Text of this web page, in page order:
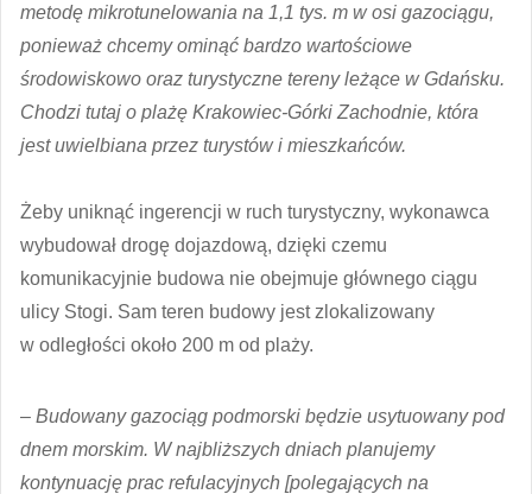
metodę mikrotunelowania na 1,1 tys. m w osi gazociągu,
ponieważ chcemy ominąć bardzo wartościowe
środowiskowo oraz turystyczne tereny leżące w Gdańsku.
Chodzi tutaj o plażę Krakowiec-Górki Zachodnie, która
jest uwielbiana przez turystów i mieszkańców.
Żeby uniknąć ingerencji w ruch turystyczny, wykonawca
wybudował drogę dojazdową, dzięki czemu
komunikacyjnie budowa nie obejmuje głównego ciągu
ulicy Stogi. Sam teren budowy jest zlokalizowany
w odległości około 200 m od plaży.
– Budowany gazociąg podmorski będzie usytuowany pod
dnem morskim. W najbliższych dniach planujemy
kontynuację prac refulacyjnych [polegających na